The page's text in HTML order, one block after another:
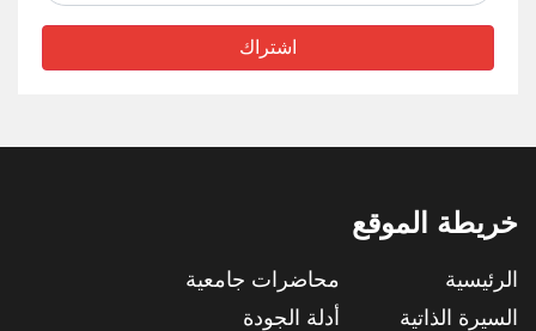
اشتراك
خريطة الموقع
الرئيسية
السيرة الذاتية
محاضرات جامعية
أدلة الجودة